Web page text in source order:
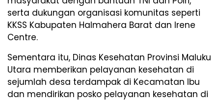
serta dukungan organisasi komunitas seperti
KKSS Kabupaten Halmahera Barat dan Irene
Centre.
Sementara itu, Dinas Kesehatan Provinsi Maluku
Utara memberikan pelayanan kesehatan di
sejumlah desa terdampak di Kecamatan Ibu
dan mendirikan posko pelayanan kesehatan di